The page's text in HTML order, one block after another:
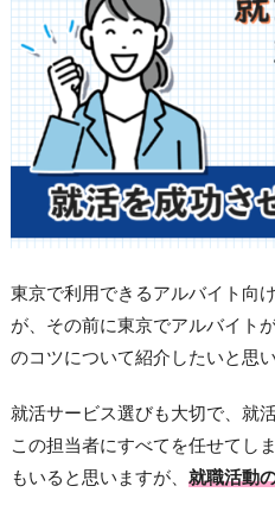
東京で利用できるアルバイト向
が、その前に東京でアルバイト
のコツについて紹介したいと思い
就活サービス選びも大切で、就
この担当者にすべてを任せてし
もいると思いますが、 就職活動